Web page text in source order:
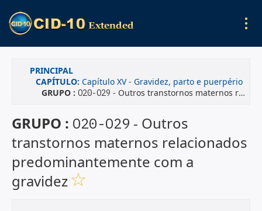
PRINCIPAL
CAPÍTULO: Capítulo XV - Gravidez, parto e puerpério
GRUPO : O20-O29 - Outros transtornos maternos relacionados predominantemente com a gravidez
GRUPO : O20-O29 - Outros
transtornos maternos relacionados
predominantemente com a
gravidez